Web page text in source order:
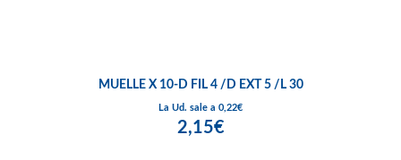
MUELLE X 10-D FIL 4 /D EXT 5 /L 30
La Ud. sale a 0,22€
2,15€